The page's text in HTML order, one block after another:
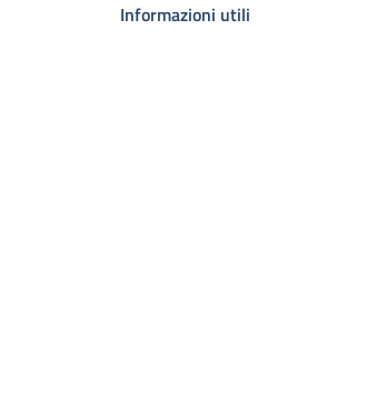
Informazioni utili